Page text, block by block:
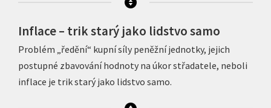
Inflace – trik starý jako lidstvo samo
Problém „ředění“ kupní síly peněžní jednotky, jejich
postupné zbavování hodnoty na úkor střadatele, neboli
inflace je trik starý jako lidstvo samo.